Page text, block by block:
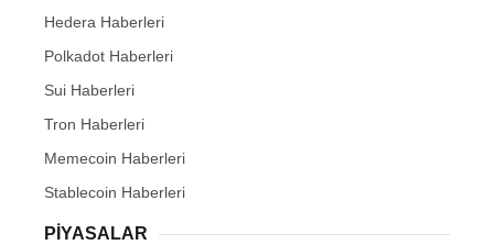
Hedera Haberleri
Polkadot Haberleri
Sui Haberleri
Tron Haberleri
Memecoin Haberleri
Stablecoin Haberleri
PIYASALAR